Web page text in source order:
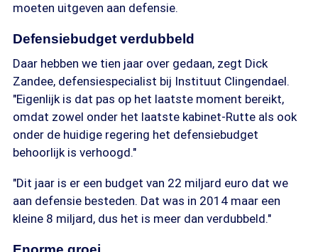
moeten uitgeven aan defensie.
Defensiebudget verdubbeld
Daar hebben we tien jaar over gedaan, zegt Dick
Zandee, defensiespecialist bij Instituut Clingendael.
"Eigenlijk is dat pas op het laatste moment bereikt,
omdat zowel onder het laatste kabinet-Rutte als ook
onder de huidige regering het defensiebudget
behoorlijk is verhoogd."
"Dit jaar is er een budget van 22 miljard euro dat we
aan defensie besteden. Dat was in 2014 maar een
kleine 8 miljard, dus het is meer dan verdubbeld."